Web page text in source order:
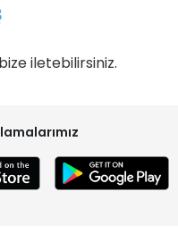
iletebilirsiniz.